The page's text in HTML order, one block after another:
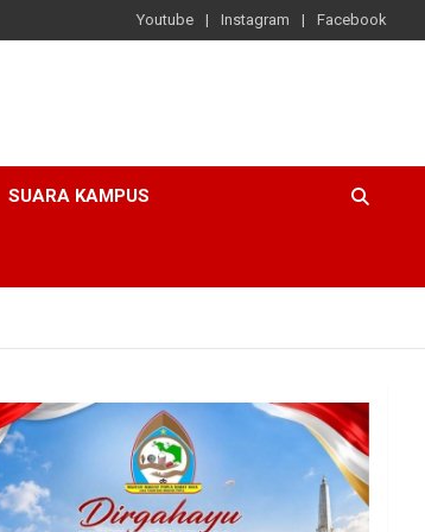
Youtube Instagram Facebook
SUARA KAMPUS